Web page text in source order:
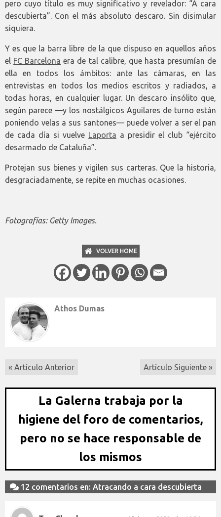
pero cuyo título es muy significativo y revelador: “A cara
descubierta”. Con el más absoluto descaro. Sin disimular
siquiera.
Y es que la barra libre de la que dispuso en aquellos años
el FC Barcelona era de tal calibre, que hasta presumían de
ella en todos los ámbitos: ante las cámaras, en las
entrevistas en todos los medios escritos y radiados, a
todas horas, en cualquier lugar. Un descaro insólito que,
según parece —y los nostálgicos Aguilares de turno están
poniendo velas a sus santones— puede volver a ser el pan
de cada día si vuelve Laporta a presidir el club “ejército
desarmado de Cataluña”.
Protejan sus bienes y vigilen sus carteras. Que la historia,
desgraciadamente, se repite en muchas ocasiones.
Fotografías: Getty Images.
VOLVER HOME
Athos Dumas
« Artículo Anterior Artículo Siguiente »
La Galerna trabaja por la
higiene del foro de comentarios,
pero no se hace responsable de
los mismos
12 comentarios en: Atracando a cara descubierta